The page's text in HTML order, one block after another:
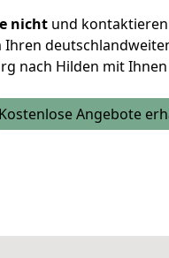
nicht und
Ihren
nach Hilden mit
Kostenlose Angebote